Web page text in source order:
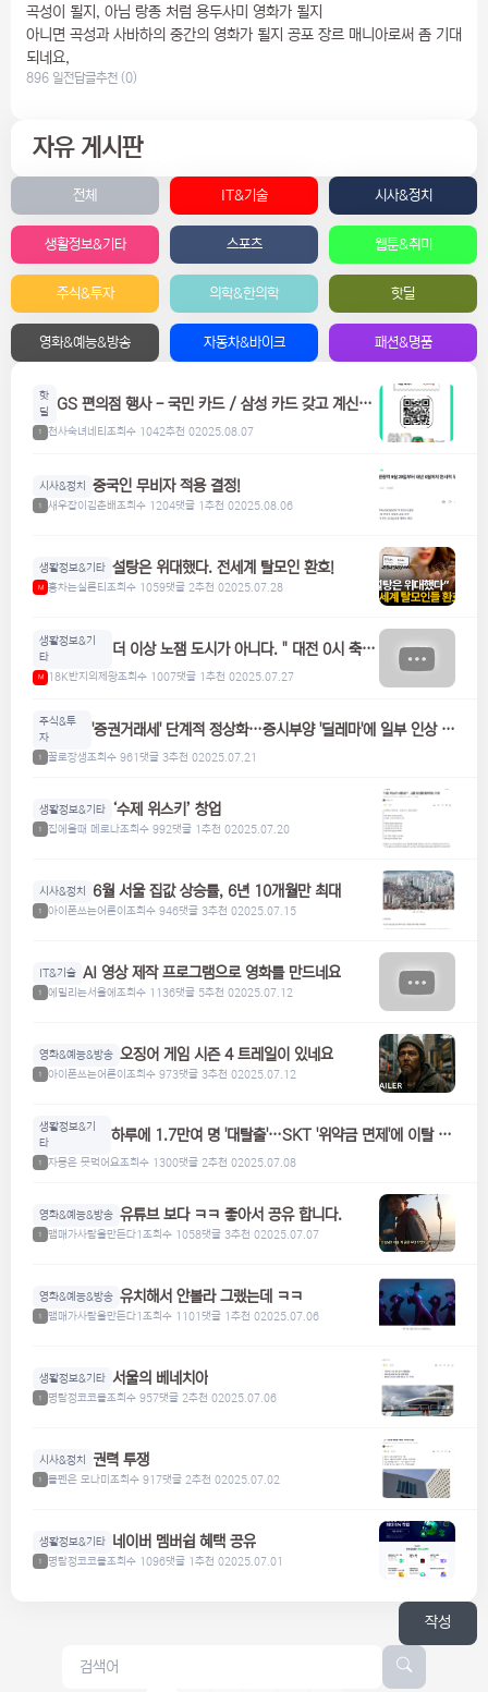
곡성이 될지, 아님 랑종 처럼 용두사미 영화가 될지
아니면 곡성과 사바하의 중간의 영화가 될지 공포 장르 매니아로써 좀 기대
되네요,
896 일전답글추천 (0)
자유 게시판
전체 IT&기술 시사&정치
생활정보&기타 스포츠 웹툰&취미
주식&투자 의학&한의학 핫딜
영화&예능&방송 자동차&바이크 패션&명품
핫
딜
GS 편의점 행사 - 국민 카드 / 삼성 카드 갖고 계신분
들은 참고하세요! 맥주, 위스키, 하이볼 할인
1 천사숙녀네티조회수 1042추천 02025.08.07
시사&정치 중국인 무비자 적용 결정!
1 새우잡이김춘배조회수 1204댓글 1추천 02025.08.06
생활정보&기타 설탕은 위대했다. 전세계 탈모인 환호!
M 홍차는실론티조회수 1059댓글 2추천 02025.07.28
생활정보&기
타
더 이상 노잼 도시가 아니다. " 대전 0시 축
제"
M 18K반지의제왕조회수 1007댓글 1 추천 02025.07.27
주식&투
자
'증권거래세' 단계적 정상화…증시부양 '딜레마'에 일부 인상 검
1 꿀로장생조회수 961댓글 3추천 02025.07.21
생활정보&기타 ‘수제 위스키’ 창업
1 집에올때 메로나조회수 992댓글 1추천 02025.07.20
시사&정치 6월 서울 집값 상승률, 6년 10개월만 최대
1 아이폰쓰는어른이 조회수 946댓글 3추천 02025.07.15
IT&기술 AI 영상 제작 프로그램으로 영화를 만드네요
1 에밀리는서울에 조회수 1136댓글 5추천 02025.07.12
영화&예능&방송 오징어 게임 시즌 4 트레일이 있네요
1 아이폰쓰는어른이 조회수 973댓글 3추천 02025.07.12
생활정보&기
타
하루에 1.7만여 명 '대탈출'…SKT '위약금 면제'에 이탈 급
1 자몽은 못먹어요조회수 1300댓글 2추천 02025.07.08
영화&예능&방송 유튜브 보다 ㅋㅋ 좋아서 공유 합니다.
1 맴매가사람을만든다1조회수 1058댓글 3추천 02025.07.07
영화&예능&방송 유치해서 안볼라 그랬는데 ㅋㅋ
1 맴매가사람을만든다1조회수 1101댓글 1추천 02025.07.06
생활정보&기타 서울의 베네치아
1 명탐정코코볼조회수 957댓글 2추천 02025.07.06
시사&정치 권력 투쟁
1 볼펜은 모나미 조회수 917댓글 2추천 02025.07.02
생활정보&기타 네이버 멤버쉽 혜택 공유
1 명탐정코코볼조회수 1096댓글 1추천 02025.07.01
작성